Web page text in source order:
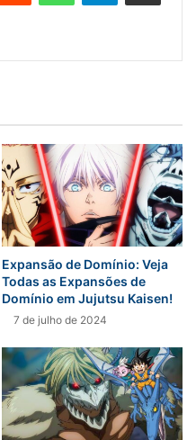
Expansão de Domínio: Veja
Todas as Expansões de
Domínio em Jujutsu Kaisen!
7 de julho de 2024